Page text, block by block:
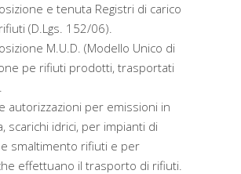
e tenuta Registri di carico
(D.Lgs. 152/06).
M.U.D. (Modello Unico di
pe rifiuti prodotti, trasportati
autorizzazioni per emissioni in
scarichi idrici, per impianti di
smaltimento rifiuti e per
effettuano il trasporto di rifiuti.